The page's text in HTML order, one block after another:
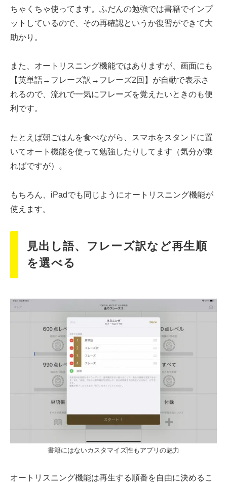
ちゃくちゃ使ってます。ふだんの勉強では書籍でインプ
ットしているので、その再確認というか復習ができて大
助かり。
また、オートリスニング機能ではありますが、画面にも
【英単語→フレーズ訳→フレーズ2回】が自動で表示さ
れるので、流れで一気にフレーズを覚えたいときのも便
利です。
たとえば朝ごはんを食べながら、スマホをスタンドに置
いてオート機能を使って勉強したりしてます（気分が乗
ればですが）。
もちろん、iPadでも同じようにオートリスニング機能が
使えます。
見出し語、フレーズ訳など再生順
を選べる
書籍にはないカスタマイズ性もアプリの魅力
オートリスニング機能は再生する順番を自由に決めるこ